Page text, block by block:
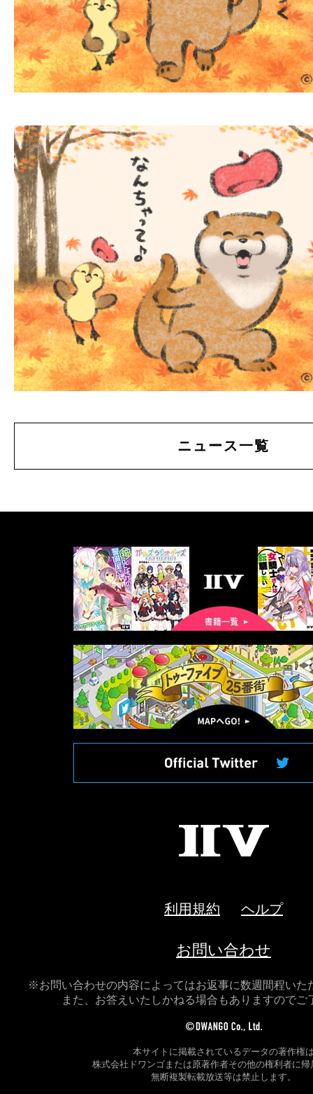
ニュース一覧
書
籍
一
覧
マ
ッ
プ
へ
利用規約 ヘルプ
お問い合わせ
※お問い合わせの内容によってはお返事に数週間程いた
また、お答えいたしかねる場合もありますのでご
本サイトに掲載されているデータの著作権
株式会社ドワンゴまたは原著作者その他の権利者に帰
無断複製転載放送等は禁止します。